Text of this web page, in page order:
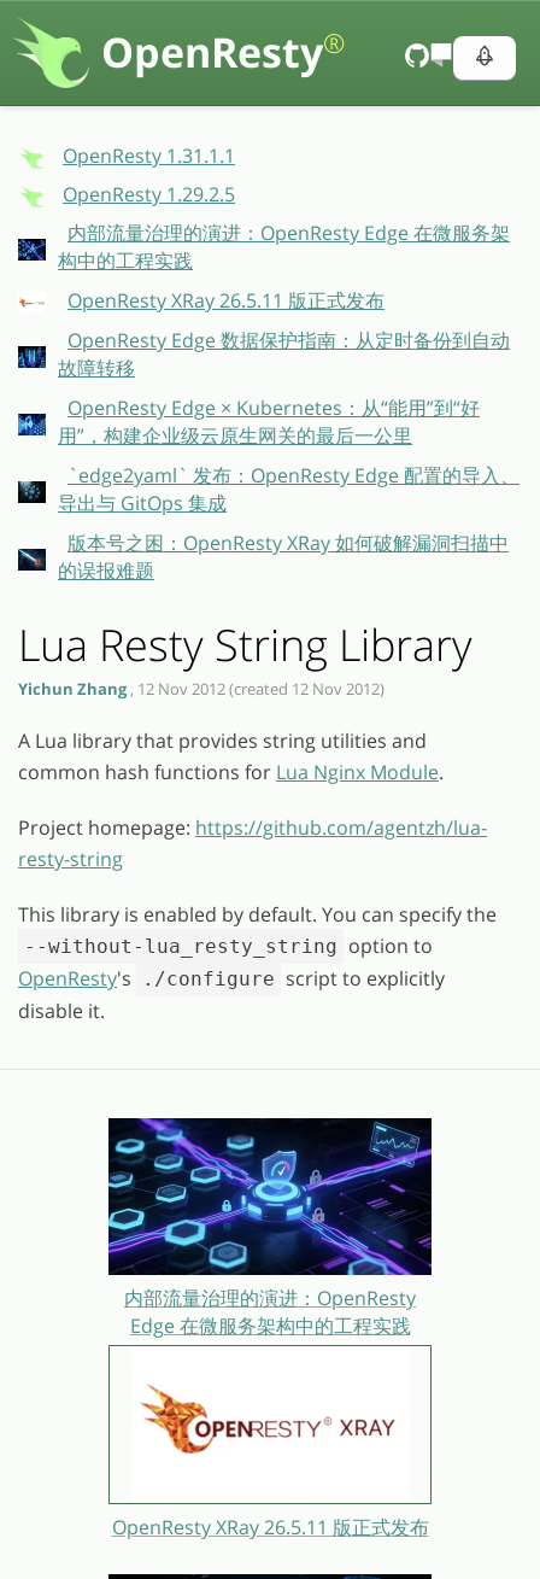
OpenResty®
OpenResty 1.31.1.1
OpenResty 1.29.2.5
内部流量治理的演进：OpenResty Edge 在微服务架
构中的工程实践
OpenResty XRay 26.5.11 版正式发布
OpenResty Edge 数据保护指南：从定时备份到自动
故障转移
OpenResty Edge × Kubernetes：从“能用”到“好
用”，构建企业级云原生网关的最后一公里
`edge2yaml` 发布：OpenResty Edge 配置的导入、
导出与 GitOps 集成
版本号之困：OpenResty XRay 如何破解漏洞扫描中
的误报难题
Lua Resty String Library
Yichun Zhang, 12 Nov 2012 (created 12 Nov 2012)
A Lua library that provides string utilities and
common hash functions for Lua Nginx Module.
Project homepage: https://github.com/agentzh/lua-
resty-string
This library is enabled by default. You can specify the
--without-lua_resty_string option to
OpenResty's ./configure script to explicitly
disable it.
内部流量治理的演进：OpenResty
Edge 在微服务架构中的工程实践
OpenResty XRay 26.5.11 版正式发布